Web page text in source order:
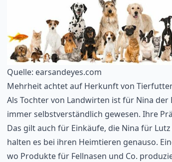
Quelle: earsandeyes.com
Mehrheit achtet auf Herkunft von
Als Tochter von Landwirten ist für Nina
immer selbstverständlich gewesen. Ihre
Das gilt auch für Einkäufe, die Nina für
halten es bei ihren Heimtieren genauso.
wo Produkte für Fellnasen und Co.